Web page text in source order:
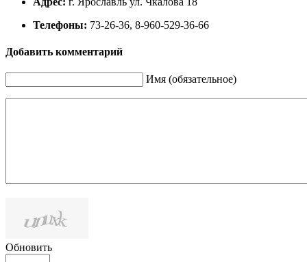
Телефоны: 73-26-36, 8-960-529-36-66
Добавить комментарий
Имя (обязательное)
Обновить